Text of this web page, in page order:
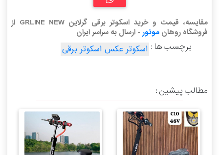
مقایسه، قیمت و خرید اسکوتر برقی گرلاین GRLINE NEW از
فروشگاه روهان موتور - ارسال به سراسر ایران
برچسب ها : اسکوتر عکس اسکوتر برقی
مطالب پیشین :